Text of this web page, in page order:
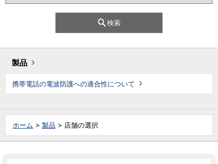
検索
製品
携帯電話の電波防護への適合性について
ホーム 製品 店舗の選択